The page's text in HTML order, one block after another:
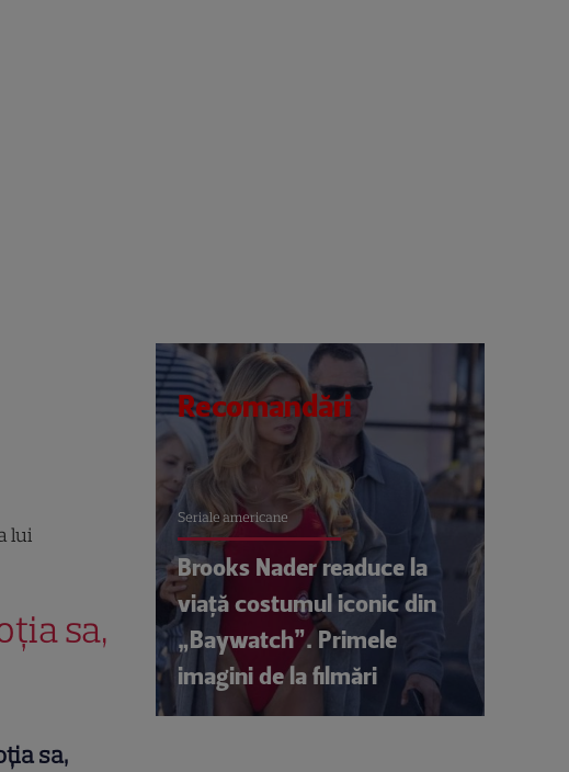
lui
sa,
sa,
Recomandări
Seriale americane
Brooks Nader readuce la
viață costumul iconic din
„Baywatch”. Primele
imagini de la filmări